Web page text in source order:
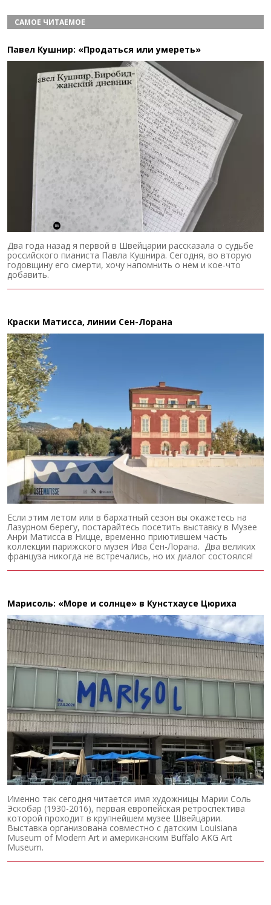
САМОЕ ЧИТАЕМОЕ
Павел Кушнир: «Продаться или умереть»
Два года назад я первой в Швейцарии рассказала о судьбе
российского пианиста Павла Кушнира. Сегодня, во вторую
годовщину его смерти, хочу напомнить о нем и кое-что
добавить.
Краски Матисса, линии Сен-Лорана
Если этим летом или в бархатный сезон вы окажетесь на
Лазурном берегу, постарайтесь посетить выставку в Музее
Анри Матисса в Ницце, временно приютившем часть
коллекции парижского музея Ива Сен-Лорана. Два великих
француза никогда не встречались, но их диалог состоялся!
Марисоль: «Море и солнце» в Кунстхаусе Цюриха
Именно так сегодня читается имя художницы Марии Соль
Эскобар (1930-2016), первая европейская ретроспектива
которой проходит в крупнейшем музее Швейцарии.
Выставка организована совместно с датским Louisiana
Museum of Modern Art и американским Buffalo AKG Art
Museum.